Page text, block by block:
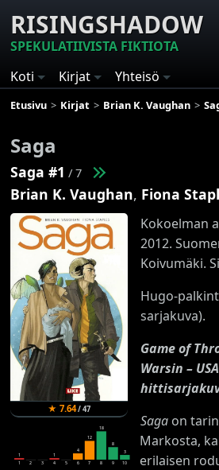
RISINGSHADOW
SPEKULATIIVISTA FIKTIOTA
Koti
Kirjat Yhteisö
Etusivu Kirjat Brian K. Vaughan
Saga
Saga #1 / 7
Brian K. Vaughan, Fiona
★7.64/47
1
1 2 3
1
4 5
4
6
12
7
18
8
8
9
3
10
Kokoelman
2012.
Koivumäki.
Hugo-
sarjakuva).
Game of
Warsin –
Saga on
Markosta,
erilaisen